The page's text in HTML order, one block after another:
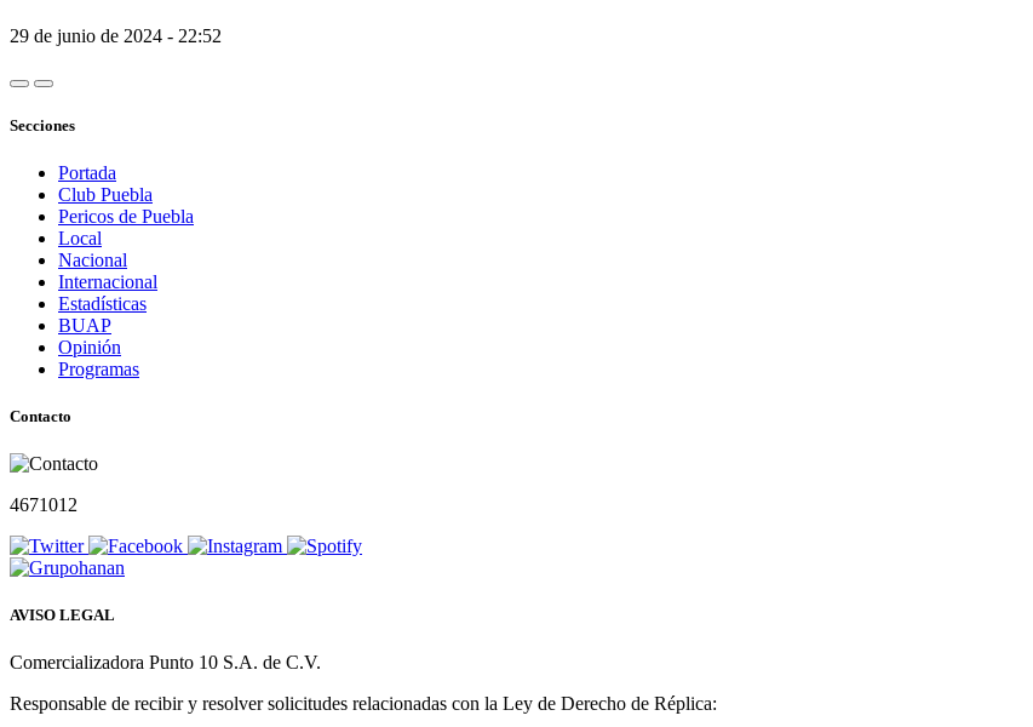
29 de junio de 2024 - 22:52
Secciones
Portada
Club Puebla
Pericos de Puebla
Local
Nacional
Internacional
Estadísticas
BUAP
Opinión
Programas
Contacto
4671012
AVISO LEGAL
Comercializadora Punto 10 S.A. de C.V.
Responsable de recibir y resolver solicitudes relacionadas con la Ley de Derecho de Réplica: